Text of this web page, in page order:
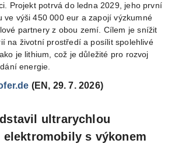
Projekt potrvá do ledna 2029, jeho první
ve výši 450 000 eur a zapojí výzkumné
partnery z obou zemí. Cílem je snížit
na životní prostředí a posílit spolehlivé
je lithium, což je důležité pro rozvoj
energie.
(EN, 29. 7. 2026)
ultrarychlou
elektromobily s výkonem